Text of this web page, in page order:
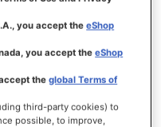
passe?
you accept theeShop
you accept theeShop
theglobal Terms of
third-party cookies) to
possible, to improve,